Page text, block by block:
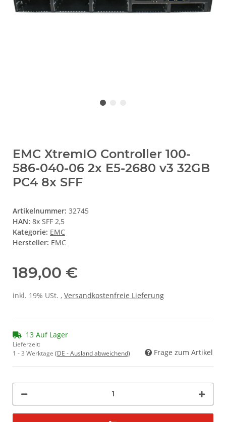
EMC XtremIO Controller 100-
586-040-06 2x E5-2680 v3 32GB
PC4 8x SFF
Artikelnummer: 32745
HAN: 8x SFF 2,5
Kategorie: EMC
Hersteller: EMC
189,00 €
inkl. 19% USt. , Versandkostenfreie Lieferung
13 Auf Lager
Lieferzeit:
1 - 3 Werktage (DE - Ausland abweichend) Frage zum Artikel